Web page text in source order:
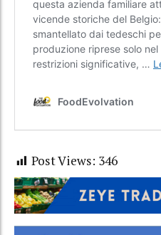
Post Views: 346